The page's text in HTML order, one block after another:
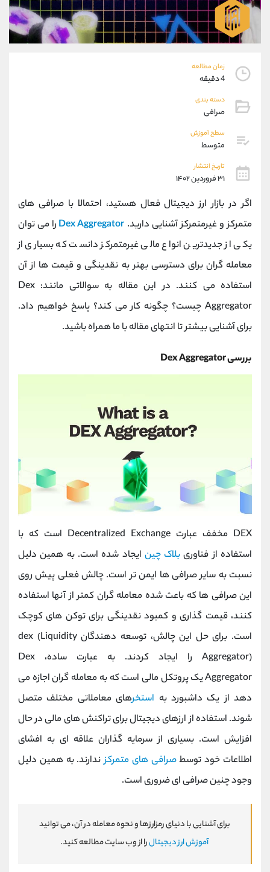
زمان مطالعه
4 دقیقه
دسته بندی
صرافی
سطح آموزش
متوسط
تاریخ انتشار
۳۱ فروردین ۱۴۰۲
اگر در بازار ارز دیجیتال فعال هستید، احتمالا با صرافی های
متمرکز و غیرمتمرکز آشنایی دارید. Dex Aggregator را می توان
یکی از جدیدترین انواع مالی غیرمتمرکز دانست که بسیاری از
معامله گران برای دسترسی بهتر به نقدینگی و قیمت ها از آن
استفاده می کنند. در این مقاله به سوالاتی مانند: Dex
Aggregator چیست؟ چگونه کار می کند؟ پاسخ خواهیم داد.
برای آشنایی بیشتر تا انتهای مقاله با ما همراه باشید.
بررسی Dex Aggregator
DEX مخفف عبارت Decentralized Exchange است که با
استفاده از فناوری بلاک چین ایجاد شده است. به همین دلیل
نسبت به سایر صرافی ها ایمن تر است. چالش فعلی پیش روی
این صرافی ها که باعث شده معامله گران کمتر از آنها استفاده
کنند، قیمت گذاری و کمبود نقدینگی برای توکن های کوچک
است. برای حل این چالش، توسعه دهندگان dex (Liquidity
Aggregator) را ایجاد کردند. به عبارت ساده، Dex
Aggregator یک پروتکل مالی است که به معامله گران اجازه می
دهد از یک داشبورد به استخرهای معاملاتی مختلف متصل
شوند. استفاده از ارزهای دیجیتال برای تراکنش های مالی در حال
افزایش است. بسیاری از سرمایه گذاران علاقه ای به افشای
اطلاعات خود توسطصرافی های متمرکزندارند. به همین دلیل
وجود چنین صرافی ای ضروری است.
برای آشنایی با دنیای رمزارزها و نحوه معامله در آن، می توانید
آموزش ارز دیجیتالرا از وب سایت مطالعه کنید.
09927779040
واتساپ شروع گفتگو
تلگرام @Armteam_admin_por
پشتیبان فروش
موبایل
واتساپ
داخلی
اطلاعات تماس (دفتر فروش)
تلفن 021-22021030
بدون پیش شماره 90001030
اینستاگرام @alireza.mehrabii
کانال تلگرام @alirezamehrabi_com